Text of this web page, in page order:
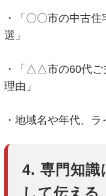
・「〇〇市の中古
選」
・「△△市の60代ご
理由」
・地域名や年代、
4. 専門知識
して伝える